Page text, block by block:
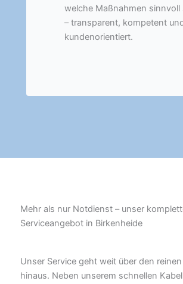
welche Maßnahmen sinnvoll
– transparent, kompetent
kundenorientiert.
Mehr als nur Notdienst – unser
Serviceangebot in Birkenheide
Unser Service geht weit über den
hinaus. Neben unserem schnellen